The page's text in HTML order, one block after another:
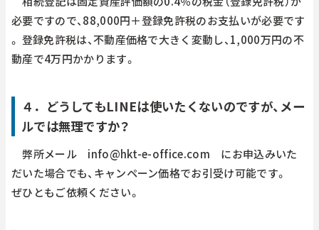
必要ですので、88,000円＋登録免許税のお支払いが必要です
。 登録免許税は、不動産価格で大きく変動し、1,000万円の不
動産で4万円かかります。
４．どうしてもLINEは使いたくないのですが、メー
ルでは無理ですか？
弊所メール info@hkt-e-office.com にお申込みいた
だいた場合でも、キャンペーン価格でお引受け可能です。
ぜひともご依頼ください。